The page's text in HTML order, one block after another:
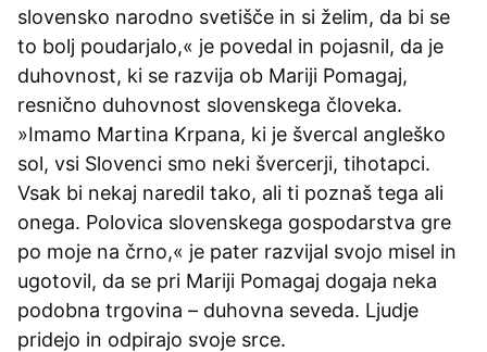
slovensko narodno svetišče in si želim, da bi se
to bolj poudarjalo,« je povedal in pojasnil, da je
duhovnost, ki se razvija ob Mariji Pomagaj,
resnično duhovnost slovenskega človeka.
»Imamo Martina Krpana, ki je švercal angleško
sol, vsi Slovenci smo neki švercerji, tihotapci.
Vsak bi nekaj naredil tako, ali ti poznaš tega ali
onega. Polovica slovenskega gospodarstva gre
po moje na črno,« je pater razvijal svojo misel in
ugotovil, da se pri Mariji Pomagaj dogaja neka
podobna trgovina – duhovna seveda. Ljudje
pridejo in odpirajo svoje srce.